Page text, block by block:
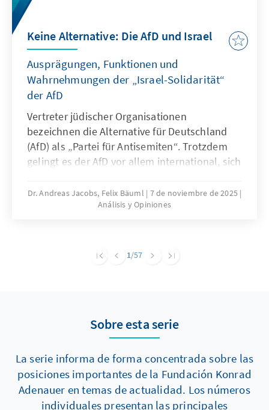
Keine Alternative: Die AfD und Israel
Ausprägungen, Funktionen und
Wahrnehmungen der „Israel-Solidarität“
der AfD
Vertreter jüdischer Organisationen
bezeichnen die Alternative für Deutschland
(AfD) als „Partei für Antisemiten“. Trotzdem
gelingt es der AfD vor allem international, sich
als Beschützerin jüdischen Lebens in
Deutschland zu positionieren. Diese
und erfüllt mehrere politische Funktionen.
Dr. Andreas Jacobs, Felix Bäuml
7 de noviembre de 2025
Análisis y Opiniones
1/57
Sobre esta serie
La serie informa de forma concentrada sobre las
posiciones importantes de la Fundación Konrad
Adenauer en temas de actualidad. Los números
individuales presentan las principales